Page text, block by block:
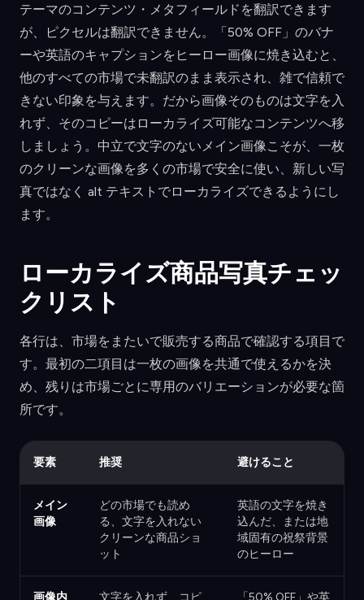
テーマのコンテンツ・メタフィールドを翻訳できます
が、ピクセルは翻訳できません。「50% OFF」のバナ
ーや英語のキャプションをヒーロー画像に焼き込むと、
他のすべての市場で未翻訳のまま表示され、雑で信頼で
きない印象を与えます。だから画像そのものは文字を入
れず、そのコピーはローカライズ可能なコンテンツへ移
しましょう。中立で文字のないメイン画像こそが、一枚
のクリーンな画像を多くの市場で安全に使い、新しい写
真ではなく alt テキストでローカライズできるようにし
ます。
ローカライズ商品写真チェッ
クリスト
各行は、市場をまたいで販売する商品で確認する項目で
す。最初の二項目は一枚の画像を共通で使えるかを決
め、残りは市場ごとに専用のバリエーションが必要な箇
所です。
要素 推奨 避けること
メイン
画像
どの市場でも読め
る、文字を入れない
クリーンな商品ショ
ット
英語の文字を焼き
込んだ、または地
域固有の祝祭背景
のヒーロー
画像内 文字を入れず、コピ 「50% OFF」や英